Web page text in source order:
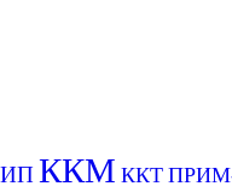
ККМ ККТ